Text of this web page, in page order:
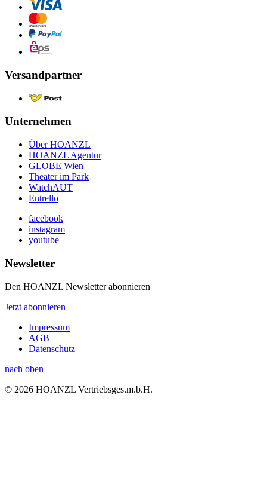
Versandpartner
Unternehmen
Über HOANZL
HOANZL Agentur
GLOBE Wien
Theater im Park
WatchAUT
Entrello
facebook
instagram
youtube
Newsletter
Den HOANZL Newsletter abonnieren
Jetzt abonnieren
Impressum
AGB
Datenschutz
nach oben
© 2026 HOANZL Vertriebsges.m.b.H.